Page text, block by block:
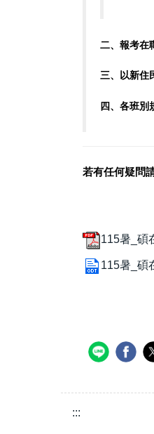
二、 報考在
三、 以新住
四、 各班別
若有任何疑問
115暑_碩
115暑_碩
:::